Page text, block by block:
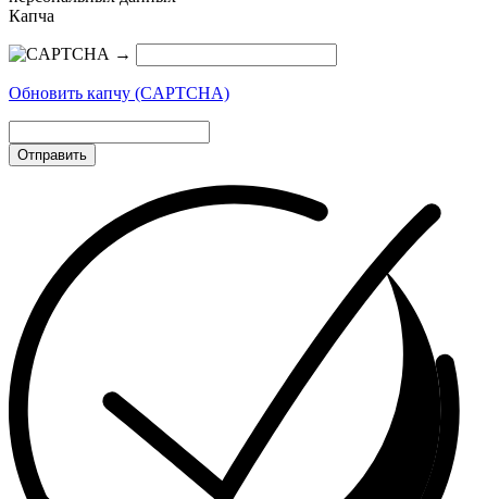
Капча
→
Обновить капчу (CAPTCHA)
Отправить